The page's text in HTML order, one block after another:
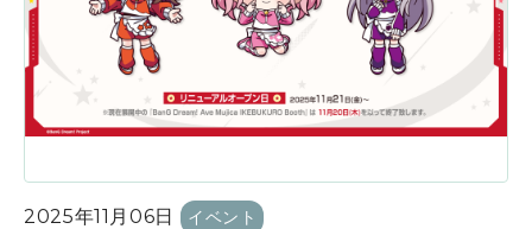
2025年11月06日 イベント